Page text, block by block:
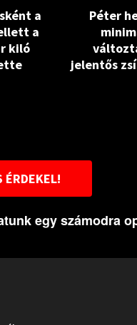
a
a
kiló
Péter
jelentős
ÉRDEKEL!
egy számodra